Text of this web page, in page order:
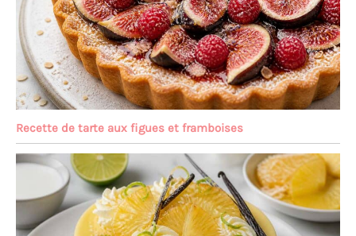
Recette de tarte aux figues et framboises